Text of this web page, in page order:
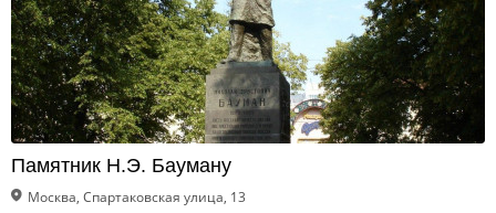
Памятник Н.Э. Бауману
Москва, Спартаковская улица, 13